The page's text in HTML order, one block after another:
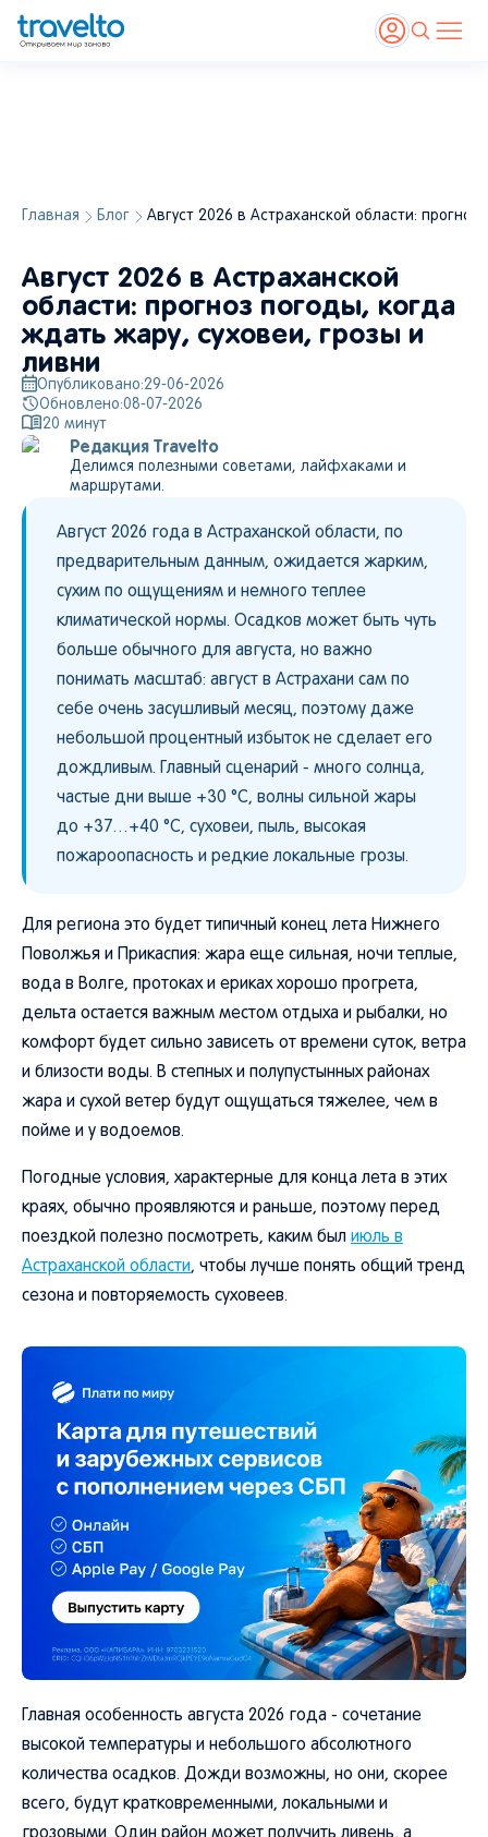
Главная Блог Август 2026 в Астраханской области:
Август 2026 в Астраханской
области: прогноз погоды, когда
ждать жару, суховеи, грозы и
ливни
Опубликовано:29-06-2026
Обновлено:08-07-2026
20 минут
Редакция Travelto
Делимся полезными советами, лайфхаками и
маршрутами.
Август 2026 года в Астраханской области, по
предварительным данным, ожидается жарким,
сухим по ощущениям и немного теплее
климатической нормы. Осадков может быть чуть
больше обычного для августа, но важно
понимать масштаб: август в Астрахани сам по
себе очень засушливый месяц, поэтому даже
небольшой процентный избыток не сделает его
дождливым. Главный сценарий - много солнца,
частые дни выше +30 °C, волны сильной жары
до +37…+40 °C, суховеи, пыль, высокая
пожароопасность и редкие локальные грозы.
Для региона это будет типичный конец лета Нижнего
Поволжья и Прикаспия: жара еще сильная, ночи теплые,
вода в Волге, протоках и ериках хорошо прогрета,
дельта остается важным местом отдыха и рыбалки, но
комфорт будет сильно зависеть от времени суток, ветра
и близости воды. В степных и полупустынных районах
жара и сухой ветер будут ощущаться тяжелее, чем в
пойме и у водоемов.
Погодные условия, характерные для конца лета в этих
краях, обычно проявляются и раньше, поэтому перед
поездкой полезно посмотреть, каким был июль в
Астраханской области, чтобы лучше понять общий тренд
сезона и повторяемость суховеев.
Главная особенность августа 2026 года - сочетание
высокой температуры и небольшого абсолютного
количества осадков. Дожди возможны, но они, скорее
всего, будут кратковременными, локальными и
грозовыми. Один район может получить ливень, а